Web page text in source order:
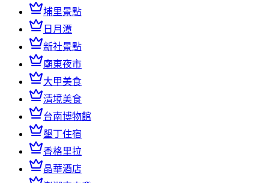
埔里景點
日月潭
新社景點
廟東夜市
大甲美食
清境美食
台南博物館
墾丁住宿
香格里拉
晶華酒店